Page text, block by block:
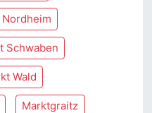
Nordheim
Schwaben
Wald
Marktgraitz